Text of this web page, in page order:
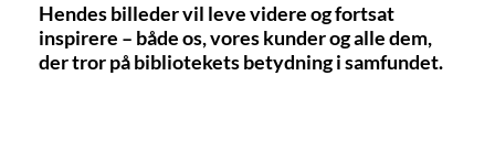
Hendes billeder vil leve videre og fortsat
inspirere – både os, vores kunder og alle dem,
der tror på bibliotekets betydning i samfundet.